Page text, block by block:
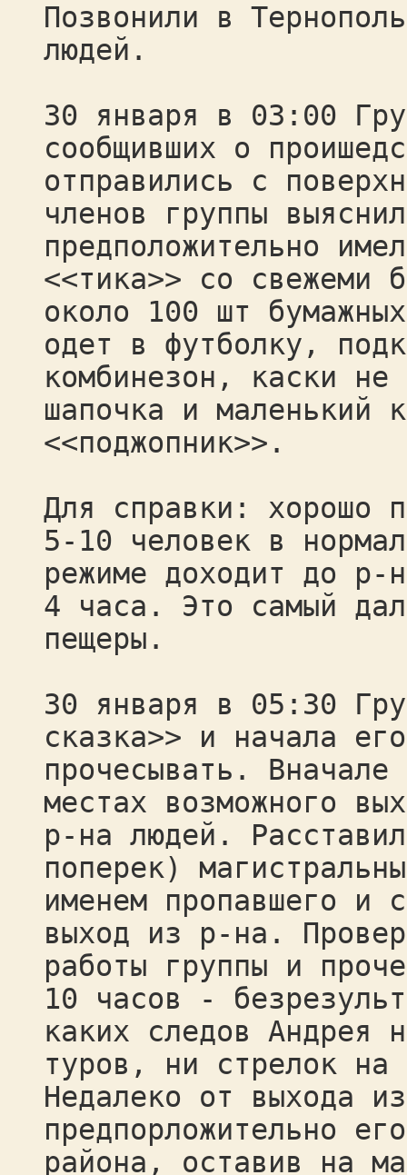
Позвонили в
людей.
30 января в 03:00
сообщивших о
отправились с
членов группы
предположительно
<<тика>> со свежеми
около 100 шт
одет в футболку,
комбинезон, каски
шапочка и маленький
<<поджопник>>.
Для справки: хорошо
5-10 человек в
режиме доходит до р-
4 часа. Это самый
пещеры.
30 января в 05:30
сказка>> и начала его
прочесывать.
местах возможного
р-на людей.
поперек)
именем пропавшего и
выход из р-на.
работы группы и
10 часов -
каких следов Андрея
туров, ни стрелок на
Недалеко от выхода
предпорложительно
района, оставив на